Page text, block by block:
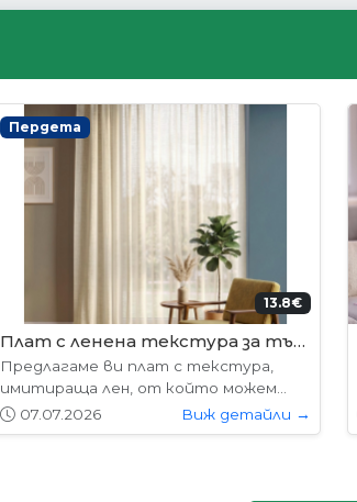
Интериорни врати
204.52€ (400лв.)
VP-01S Алабама
Вратите се предлагат в следните
размери: 87х204см. 77х204см...
01.05.2026
Виж детайли →